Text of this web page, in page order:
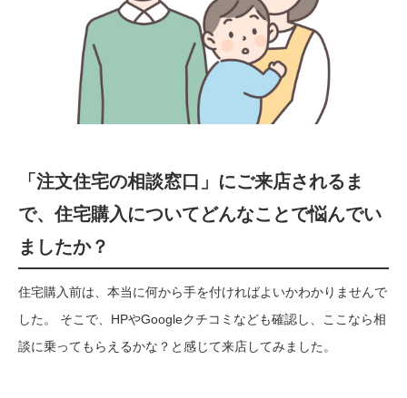
「注文住宅の相談窓口」にご来店されるま
で、住宅購入についてどんなことで悩んでい
ましたか？
住宅購入前は、本当に何から手を付ければよいかわかりませんで
した。 そこで、HPやGoogleクチコミなども確認し、ここなら相
談に乗ってもらえるかな？と感じて来店してみました。